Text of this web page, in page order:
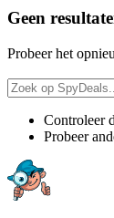
Geen
Probeer het
Controleer
Probeer